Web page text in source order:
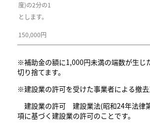
度)の2分の1
とします。
150,000円
※補助金の額に1,000円未満の端数が生じ
切り捨てます。
※建設業の許可を受けた事業者による撤去
建設業の許可 建設業法(昭和24年法律
項に基づく建設業の許可のことです。